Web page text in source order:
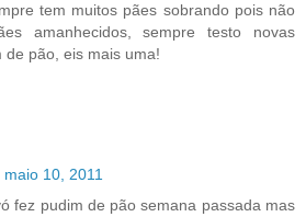
tem muitos pães sobrando pois não
amanhecidos, sempre testo novas
de pão, eis mais uma!
10, 2011
fez pudim de pão semana passada mas